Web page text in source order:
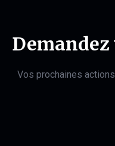
Vos prochaines